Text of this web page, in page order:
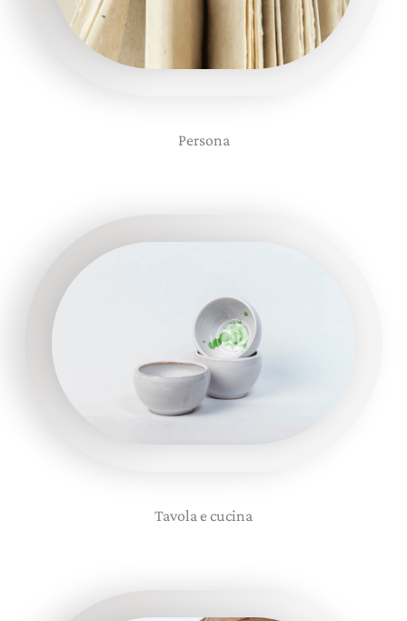
Persona
Tavola e cucina